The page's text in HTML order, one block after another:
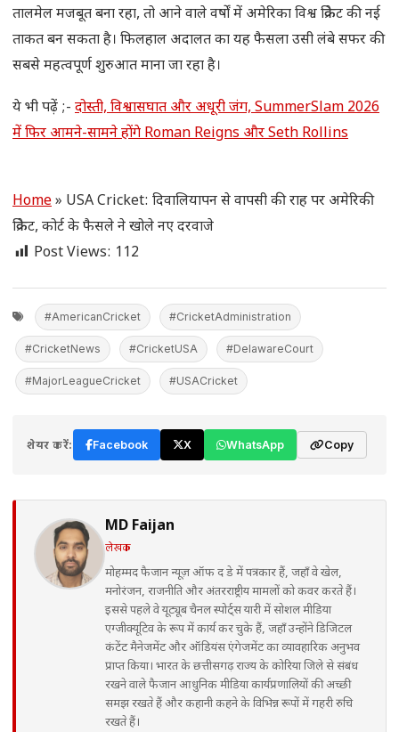
तालमेल मजबूत बना रहा, तो आने वाले वर्षों में अमेरिका विश्व क्रिकेट की नई
ताकत बन सकता है। फिलहाल अदालत का यह फैसला उसी लंबे सफर की
सबसे महत्वपूर्ण शुरुआत माना जा रहा है।
ये भी पढ़ें ;- दोस्ती, विश्वासघात और अधूरी जंग, SummerSlam 2026
में फिर आमने-सामने होंगे Roman Reigns और Seth Rollins
Home» USA Cricket: दिवालियापन से वापसी की राह पर अमेरिकी
क्रिकेट, कोर्ट के फैसले ने खोले नए दरवाजे
Post Views: 112
#AmericanCricket #CricketAdministration
#CricketNews #CricketUSA #DelawareCourt
#MajorLeagueCricket #USACricket
शेयर करें: Facebook X WhatsApp Copy
MD Faijan
लेखक
मोहम्मद फैजान न्यूज़ ऑफ द डे में पत्रकार हैं, जहाँ वे खेल,
मनोरंजन, राजनीति और अंतरराष्ट्रीय मामलों को कवर करते हैं।
इससे पहले वे यूट्यूब चैनल स्पोर्ट्स यारी में सोशल मीडिया
एग्जीक्यूटिव के रूप में कार्य कर चुके हैं, जहाँ उन्होंने डिजिटल
कंटेंट मैनेजमेंट और ऑडियंस एंगेजमेंट का व्यावहारिक अनुभव
प्राप्त किया। भारत के छत्तीसगढ़ राज्य के कोरिया जिले से संबंध
रखने वाले फैजान आधुनिक मीडिया कार्यप्रणालियों की अच्छी
समझ रखते हैं और कहानी कहने के विभिन्न रूपों में गहरी रुचि
रखते हैं।